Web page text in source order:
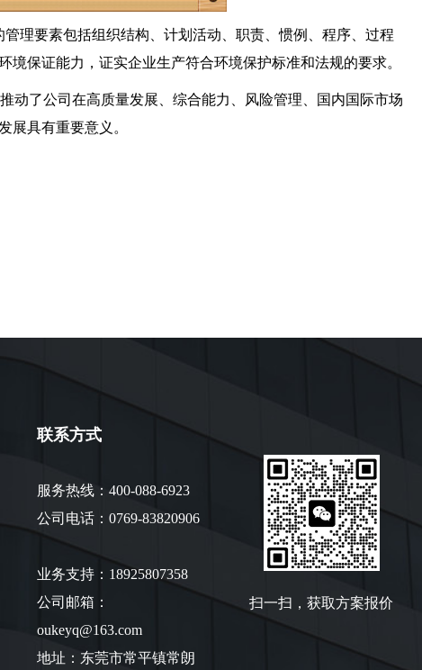
理要素包括组织结构、计划活动、职责、惯例、程序、过程
保证能力，证实企业生产符合环境保护标准和法规的要求。
了公司在高质量发展、综合能力、风险管理、国内国际市场
展具有重要意义。
联系方式
服务热线：400-088-6923
公司电话：0769-83820906
业务支持：18925807358
公司邮箱：
oukeyq@163.com
地址：东莞市常平镇常朗
扫一扫，获取方案报价